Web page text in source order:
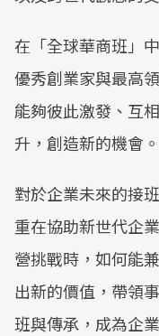
在「全球華商班」
優秀創業家與最高
能夠彼此激發、互
升，創造新的機會。
對於企業未來的接
重在協助新世代企
營挑戰時，如何能
出新的價值，帶領
班與傳承，成為企